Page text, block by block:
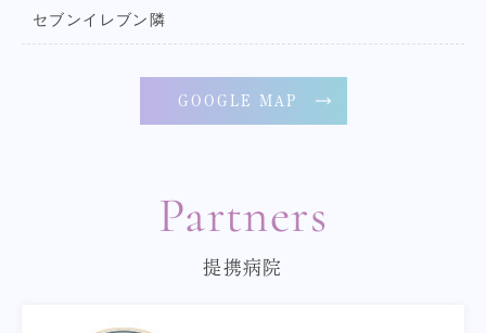
セブンイレブン隣
GOOGLE MAP
Partners
提携病院